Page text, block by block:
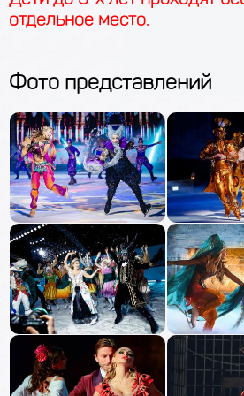
Выбор билетов
09сентября
Выбор билетов
На сцене: Айсберг Сочи
12сентября
Выбор билетов
На сцене: Айсберг Сочи
отдельное место.
Фото представлений